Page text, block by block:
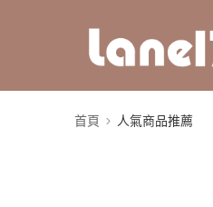
首頁 人氣商品推薦